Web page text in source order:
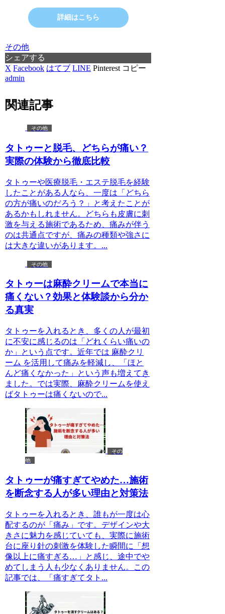
詳細はこちら
その他
シェアする
X Facebook はてブ LINE Pinterest コピー
admin
関連記事
その他
タトゥーと脱毛、どちらが痛い？
実際の体験から徹底比較
タトゥーや医療脱毛・エステ脱毛を経験
したことがある人なら、一度は「どちら
の方が痛いのだろう？」と考えたことが
あるかもしれません。どちらも皮膚に刺
激を与える施術であるため、痛みが伴う
のは共通点ですが、痛みの種類や強さに
は大きな違いがあります。...
その他
タトゥーは麻酔クリームで本当に
痛くない？効果と体験談から分か
る真実
タトゥーを入れるとき、多くの人が最初
に不安に感じるのは「どれくらい痛いの
か」という点です。近年では 麻酔クリ
ーム を活用して痛みを軽減し、「ほと
んど痛くなかった」という声も増えてき
ました。では実際、麻酔クリームを使え
ばタトゥーは痛くないので...
その
他
タトゥーが痛すぎてやめた…施術
を断念する人が多い理由と対策法
タトゥーを入れるとき、誰もが一度は心
配するのが「痛み」です。デザインや大
きさに魅力を感じていても、実際に施術
台に座り針の刺激を体験した瞬間に「想
像以上に痛すぎる…」と感じ、途中でや
めてしまう人も少なくありません。この
記事では、「痛すぎてタト...